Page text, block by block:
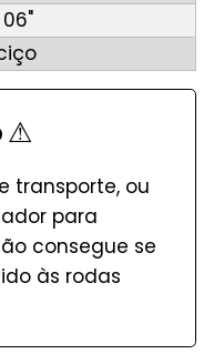
⚠
transporte, ou
para
consegue se
às rodas